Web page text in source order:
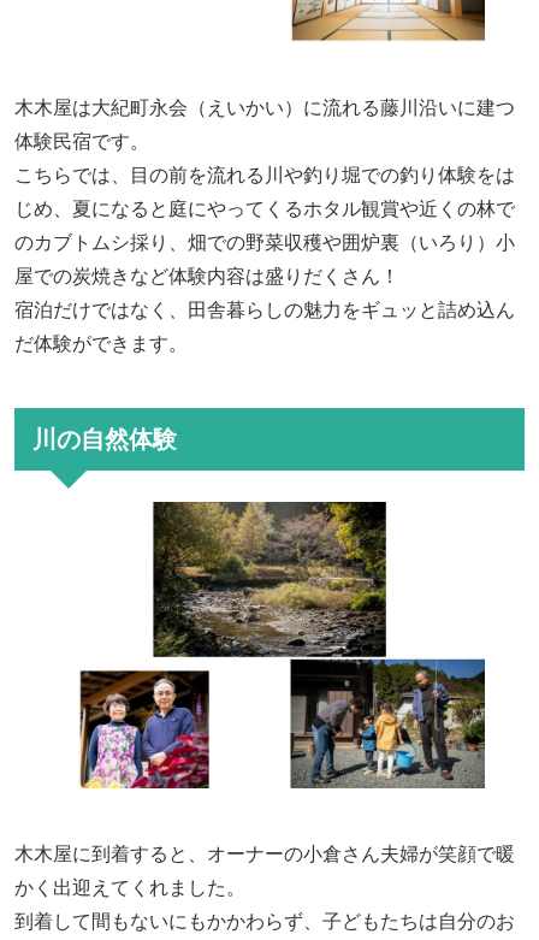
木木屋は大紀町永会（えいかい）に流れる藤川沿いに建つ
体験民宿です。
こちらでは、目の前を流れる川や釣り堀での釣り体験をは
じめ、夏になると庭にやってくるホタル観賞や近くの林で
のカブトムシ採り、畑での野菜収穫や囲炉裏（いろり）小
屋での炭焼きなど体験内容は盛りだくさん！
宿泊だけではなく、田舎暮らしの魅力をギュッと詰め込ん
だ体験ができます。
川の自然体験
木木屋に到着すると、オーナーの小倉さん夫婦が笑顔で暖
かく出迎えてくれました。
到着して間もないにもかかわらず、子どもたちは自分のお